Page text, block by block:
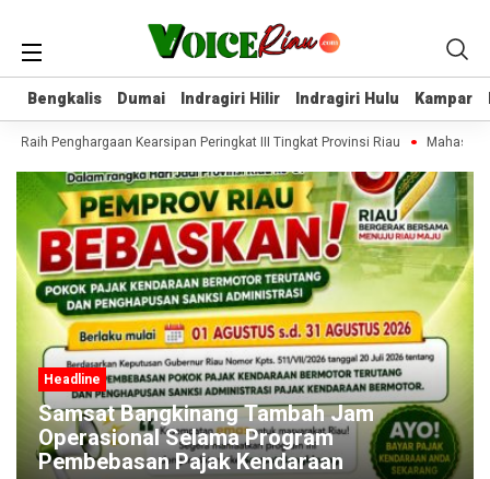
Bengkalis Dumai Indragiri Hilir Indragiri Hulu Kampar
Bengkalis Dumai Indragiri Hilir Indragiri Hulu Kampar
Raih Penghargaan Kearsipan Peringkat III Tingkat Provinsi Riau
Headline
Samsat Bangkinang Tambah Jam
Operasional Selama Program
Pembebasan Pajak Kendaraan